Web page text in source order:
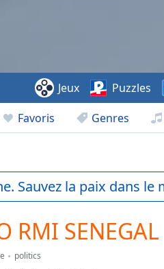
Favoris Genres
Jeux Puzzles
Sauvez la paix dans le
RMI SENEGAL
politics